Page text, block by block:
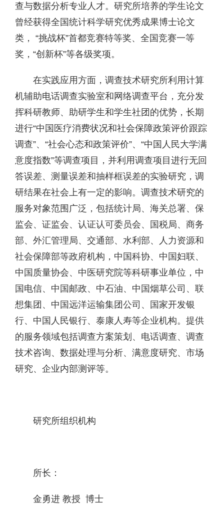
查与数据分析专业人才。研究所培养的学生论文
曾经获得全国统计科学研究优秀成果博士论文
类， “挑战杯”首都竞赛特等奖、全国竞赛一等
奖，“创新杯”等各级奖项。
在实践应用方面，调查技术研究所利用计算
机辅助电话调查实验室和网络调查平台，充分发
挥科研教师、助研学生和学生社团的优势，长期
进行“中国医疗消费状况和社会保障政策评价跟踪
调查”、“社会心态和政策评价”、“中国人民大学满
意度指数”等调查项目，并利用调查项目进行无回
答误差、测量误差和抽样框误差的实验研究，调
研结果在社会上有一定的影响。调查技术研究的
服务对象范围广泛，包括统计局、海关总署、保
监会、证监会、认证认可委员会、国税局、商务
部、外汇管理局、交通部、水利部、人力资源和
社会保障部等政府机构，中国科协、中国妇联、
中国质量协会、中医研究院等科研事业单位，中
国电信、中国邮政、中石油、中国烟草公司、联
想集团、中国远洋运输集团公司、国家开发银
行、中国人民银行、泰康人寿等企业机构。提供
的服务领域包括调查方案策划、电话调查、调查
技术咨询、数据处理与分析、满意度研究、市场
研究、企业内部测评等。
研究所组织机构
所长：
金勇进 教授 博士